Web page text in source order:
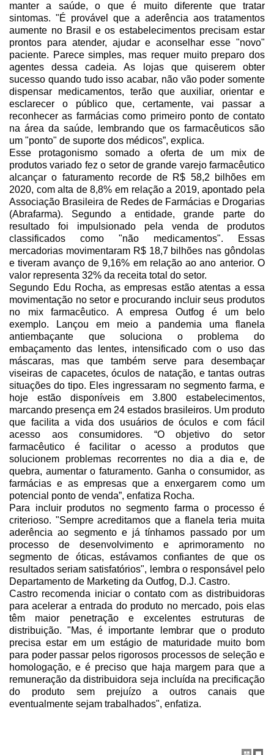
manter a saúde, o que é muito diferente que tratar
sintomas. "É provável que a aderência aos tratamentos
aumente no Brasil e os estabelecimentos precisam estar
prontos para atender, ajudar e aconselhar esse "novo"
paciente. Parece simples, mas requer muito preparo dos
agentes dessa cadeia. As lojas que quiserem obter
sucesso quando tudo isso acabar, não vão poder somente
dispensar medicamentos, terão que auxiliar, orientar e
esclarecer o público que, certamente, vai passar a
reconhecer as farmácias como primeiro ponto de contato
na área da saúde, lembrando que os farmacêuticos são
um "ponto" de suporte dos médicos”, explica.
Esse protagonismo somado a oferta de um mix de
produtos variado fez o setor de grande varejo farmacêutico
alcançar o faturamento recorde de R$ 58,2 bilhões em
2020, com alta de 8,8% em relação a 2019, apontado pela
Associação Brasileira de Redes de Farmácias e Drogarias
(Abrafarma). Segundo a entidade, grande parte do
resultado foi impulsionado pela venda de produtos
classificados como "não medicamentos". Essas
mercadorias movimentaram R$ 18,7 bilhões nas gôndolas
e tiveram avanço de 9,16% em relação ao ano anterior. O
valor representa 32% da receita total do setor.
Segundo Edu Rocha, as empresas estão atentas a essa
movimentação no setor e procurando incluir seus produtos
no mix farmacêutico. A empresa Outfog é um belo
exemplo. Lançou em meio a pandemia uma flanela
antiembaçante que soluciona o problema do
embaçamento das lentes, intensificado com o uso das
máscaras, mas que também serve para desembaçar
viseiras de capacetes, óculos de natação, e tantas outras
situações do tipo. Eles ingressaram no segmento farma, e
hoje estão disponíveis em 3.800 estabelecimentos,
marcando presença em 24 estados brasileiros. Um produto
que facilita a vida dos usuários de óculos e com fácil
acesso aos consumidores. “O objetivo do setor
farmacêutico é facilitar o acesso a produtos que
solucionem problemas recorrentes no dia a dia e, de
quebra, aumentar o faturamento. Ganha o consumidor, as
farmácias e as empresas que a enxergarem como um
potencial ponto de venda”, enfatiza Rocha.
Para incluir produtos no segmento farma o processo é
criterioso. "Sempre acreditamos que a flanela teria muita
aderência ao segmento e já tínhamos passado por um
processo de desenvolvimento e aprimoramento no
segmento de óticas, estávamos confiantes de que os
resultados seriam satisfatórios", lembra o responsável pelo
Departamento de Marketing da Outfog, D.J. Castro.
Castro recomenda iniciar o contato com as distribuidoras
para acelerar a entrada do produto no mercado, pois elas
têm maior penetração e excelentes estruturas de
distribuição. "Mas, é importante lembrar que o produto
precisa estar em um estágio de maturidade muito bom
para poder passar pelos rigorosos processos de seleção e
homologação, e é preciso que haja margem para que a
remuneração da distribuidora seja incluída na precificação
do produto sem prejuízo a outros canais que
eventualmente sejam trabalhados", enfatiza.